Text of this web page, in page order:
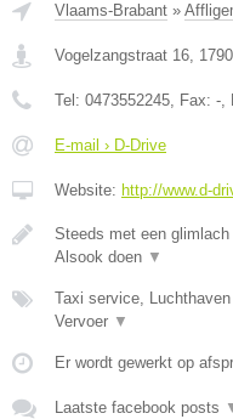
Vlaams-Brabant »
Vogelzangstraat 16, 1790
Tel: 0473552245, Fax: -,
E-mail › D-Drive
Website: http://www.d-
Steeds met een
Alsook doen ▼
Taxi service,
Vervoer ▼
Er wordt gewerkt op
Laatste facebook posts